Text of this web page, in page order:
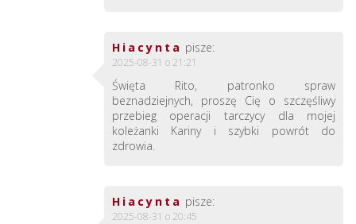
Hiacynta pisze:
2025-08-31 o 21:21
Święta Rito, patronko spraw
beznadziejnych, proszę Cię o szczęśliwy
przebieg operacji tarczycy dla mojej
koleżanki Kariny i szybki powrót do
zdrowia.
Hiacynta pisze:
2025-08-31 o 20:45